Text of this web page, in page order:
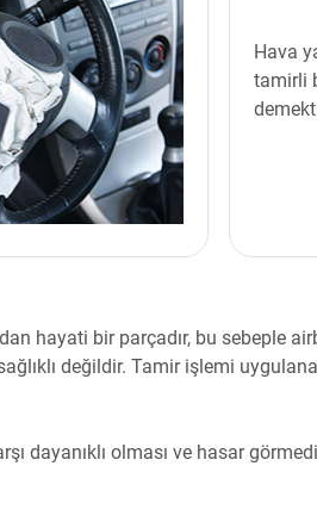
Hava
tamirli
hayati bir parçadır, bu sebeple
değildir. Tamir işlemi
dayanıklı olması ve hasar